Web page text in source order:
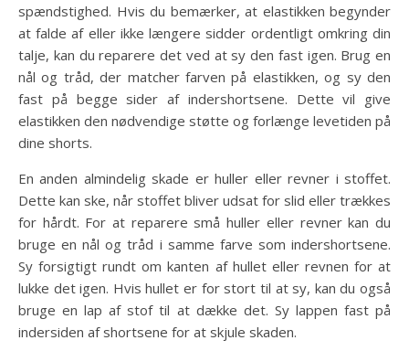
spændstighed. Hvis du bemærker, at elastikken begynder
at falde af eller ikke længere sidder ordentligt omkring din
talje, kan du reparere det ved at sy den fast igen. Brug en
nål og tråd, der matcher farven på elastikken, og sy den
fast på begge sider af indershortsene. Dette vil give
elastikken den nødvendige støtte og forlænge levetiden på
dine shorts.
En anden almindelig skade er huller eller revner i stoffet.
Dette kan ske, når stoffet bliver udsat for slid eller trækkes
for hårdt. For at reparere små huller eller revner kan du
bruge en nål og tråd i samme farve som indershortsene.
Sy forsigtigt rundt om kanten af ​​hullet eller revnen for at
lukke det igen. Hvis hullet er for stort til at sy, kan du også
bruge en lap af stof til at dække det. Sy lappen fast på
indersiden af ​​shortsene for at skjule skaden.